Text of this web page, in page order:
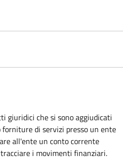
giuridici che si sono aggiudicati
di servizi presso un ente
all'ente un conto corrente
i movimenti finanziari.